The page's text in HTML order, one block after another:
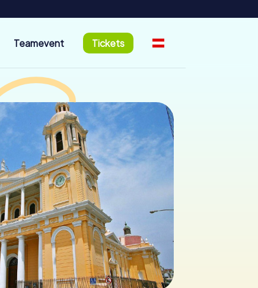
Teamevent Tickets